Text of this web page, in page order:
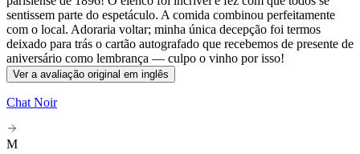
sentissem parte do espetáculo. A comida combinou perfeitamente
com o local. Adoraria voltar; minha única decepção foi termos
deixado para trás o cartão autografado que recebemos de presente de
aniversário como lembrança — culpo o vinho por isso!
Ver a avaliação original em inglês
Chat Noir
M